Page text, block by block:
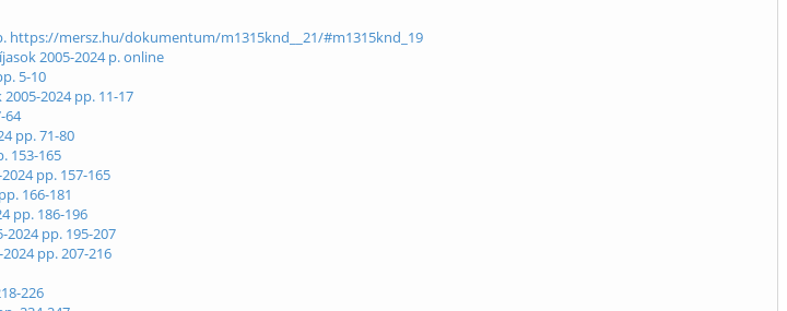
p. https://mersz.hu/dokumentum/m1315knd__21/#m1315knd_19
2005-2024 p. online
5-10
2024 pp. 11-17
64
pp. 71-80
153-165
pp. 157-165
166-181
pp. 186-196
2024 pp. 195-207
pp. 207-216
226